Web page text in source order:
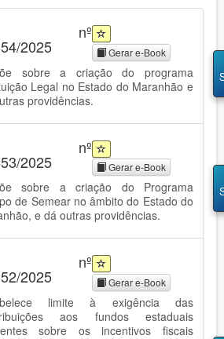
nº
2025 Gerar e-Book
sobre a criação do programa
Legal no Estado do Maranhão e
providências.
nº
2025 Gerar e-Book
sobre a criação do Programa
de Semear no âmbito do Estado do
e dá outras providências.
nº
2025 Gerar e-Book
limite à exigência das
aos fundos estaduais
sobre os incentivos fiscais